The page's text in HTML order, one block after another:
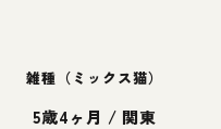
雑種（ミックス猫）
5歳4ヶ月 / 関東